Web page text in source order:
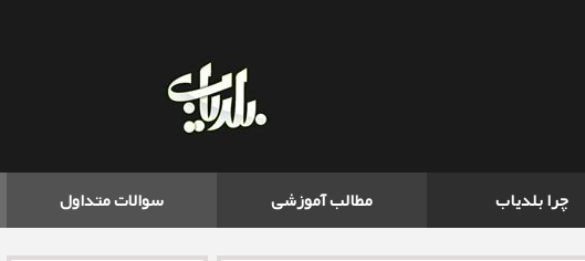
چرا بلدیاب مطالب آموزشی سوالات متداول